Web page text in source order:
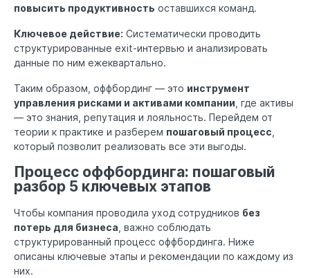
повысить продуктивность оставшихся команд.
Ключевое действие: Систематически проводить
структурированные exit-интервью и анализировать
данные по ним ежеквартально.
Таким образом, оффбординг — это инструмент
управления рисками и активами компании , где активы
— это знания, репутация и лояльность. Перейдем от
теории к практике и разберем пошаговый процесс
который позволит реализовать все эти выгоды.
Процесс оффбординга: пошаговый
разбор 5 ключевых этапов
Чтобы компания проводила уход сотрудников без
потерь для бизнеса , важно соблюдать
структурированный процесс оффбординга. Ниже
описаны ключевые этапы и рекомендации по каждому из
них.